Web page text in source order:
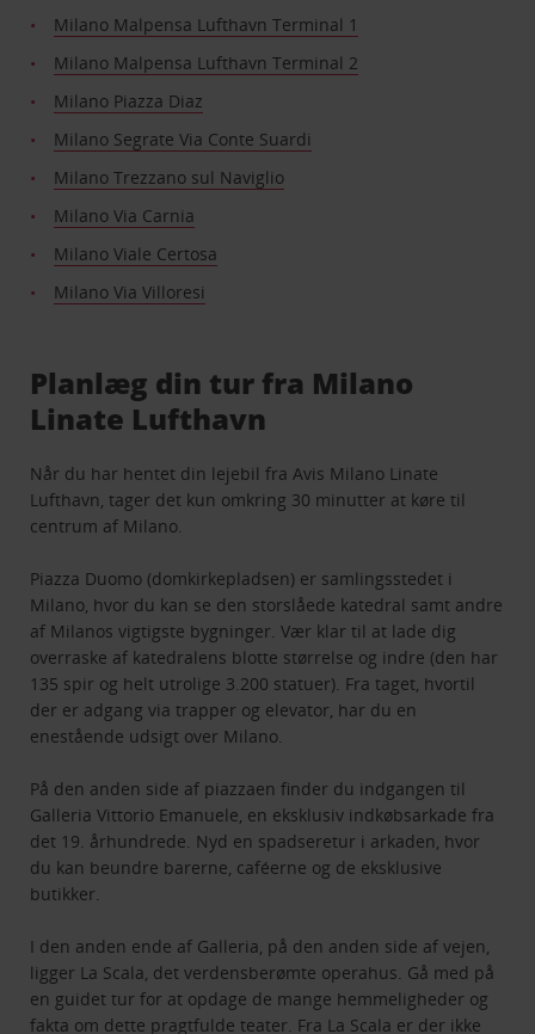
Milano Malpensa Lufthavn Terminal 1
Milano Malpensa Lufthavn Terminal 2
Milano Piazza Diaz
Milano Segrate Via Conte Suardi
Milano Trezzano sul Naviglio
Milano Via Carnia
Milano Viale Certosa
Milano Via Villoresi
Planlæg din tur fra Milano
Linate Lufthavn
Når du har hentet din lejebil fra Avis Milano Linate
Lufthavn, tager det kun omkring 30 minutter at køre til
centrum af Milano.
Piazza Duomo (domkirkepladsen) er samlingsstedet i
Milano, hvor du kan se den storslåede katedral samt andre
af Milanos vigtigste bygninger. Vær klar til at lade dig
overraske af katedralens blotte størrelse og indre (den har
135 spir og helt utrolige 3.200 statuer). Fra taget, hvortil
der er adgang via trapper og elevator, har du en
enestående udsigt over Milano.
På den anden side af piazzaen finder du indgangen til
Galleria Vittorio Emanuele, en eksklusiv indkøbsarkade fra
det 19. århundrede. Nyd en spadseretur i arkaden, hvor
du kan beundre barerne, caféerne og de eksklusive
butikker.
I den anden ende af Galleria, på den anden side af vejen,
ligger La Scala, det verdensberømte operahus. Gå med på
en guidet tur for at opdage de mange hemmeligheder og
fakta om dette pragtfulde teater. Fra La Scala er der ikke